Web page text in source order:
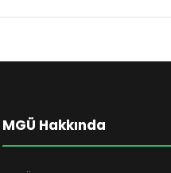
MGÜ Hakkında